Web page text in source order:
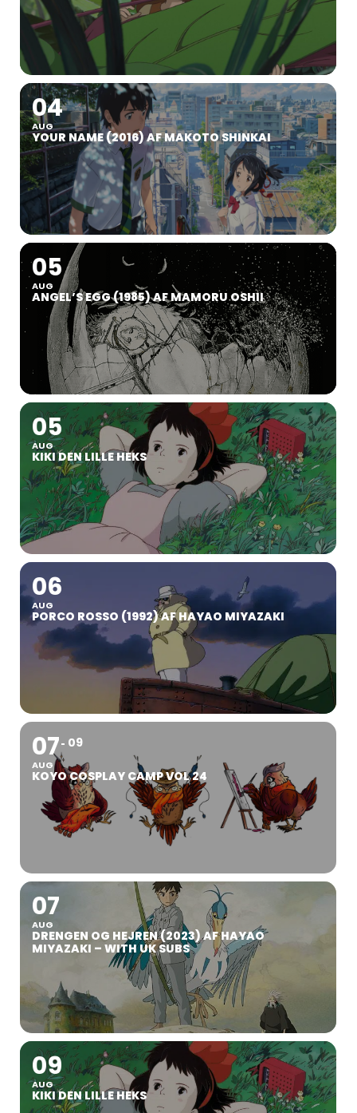
04
AUG
YOUR NAME (2016) AF MAKOTO SHINKAI
05
AUG
ANGEL’S EGG (1985) AF MAMORU OSHII
05
AUG
KIKI DEN LILLE HEKS
06
AUG
PORCO ROSSO (1992) AF HAYAO MIYAZAKI
07
AUG
09
KOYO COSPLAY CAMP VOL 24
07
AUG
DRENGEN OG HEJREN (2023) AF HAYAO
MIYAZAKI – WITH UK SUBS
09
AUG
KIKI DEN LILLE HEKS